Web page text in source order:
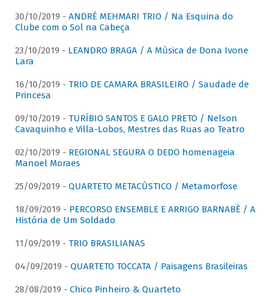
30/10/2019 - ANDRÉ MEHMARI TRIO / Na Esquina do
Clube com o Sol na Cabeça
23/10/2019 - LEANDRO BRAGA / A Música de Dona Ivone
Lara
16/10/2019 - TRIO DE CAMARA BRASILEIRO / Saudade de
Princesa
09/10/2019 - TURÍBIO SANTOS E GALO PRETO / Nelson
Cavaquinho e Villa-Lobos, Mestres das Ruas ao Teatro
02/10/2019 - REGIONAL SEGURA O DEDO homenageia
Manoel Moraes
25/09/2019 - QUARTETO METACÚSTICO / Metamorfose
18/09/2019 - PERCORSO ENSEMBLE E ARRIGO BARNABÈ / A
História de Um Soldado
11/09/2019 - TRIO BRASILIANAS
04/09/2019 - QUARTETO TOCCATA / Paisagens Brasileiras
28/08/2019 - Chico Pinheiro & Quarteto